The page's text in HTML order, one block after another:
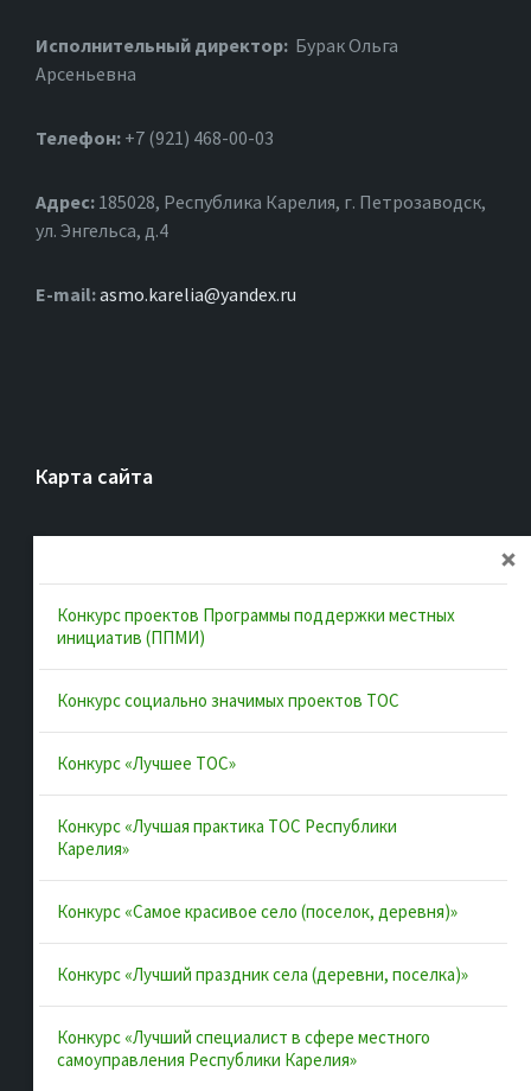
Исполнительный директор: Бурак Ольга
Арсеньевна
Телефон: +7 (921) 468-00-03
Адрес: 185028, Республика Карелия, г. Петрозаводск,
ул. Энгельса, д.4
Е-mail:asmo.karelia@yandex.ru
Документы
Муниципальные образования
Конкурсы и лучшие практики
Контакты
Полезные ссылки
Инициативы Карелии
ВАРМСУ
Конкурс проектов Программы поддержки местных
инициатив (ППМИ)
Конкурс социально значимых проектов ТОС
Конкурс «Лучшее ТОС»
Конкурс «Лучшая практика ТОС Республики
Карелия»
Конкурс «Самое красивое село (поселок, деревня)»
Конкурс «Лучший праздник села (деревни, поселка)»
Конкурс «Лучший специалист в сфере местного
самоуправления Республики Карелия»